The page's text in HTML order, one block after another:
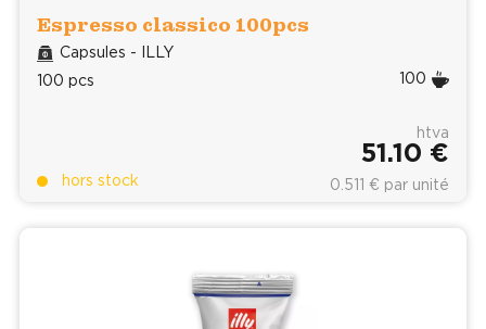
Espresso classico 100pcs
Capsules - ILLY
100 pcs
100
hors stock
htva
51.10 €
0.511 € par unité